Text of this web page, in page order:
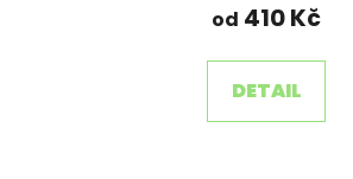
od 410 Kč
DETAIL